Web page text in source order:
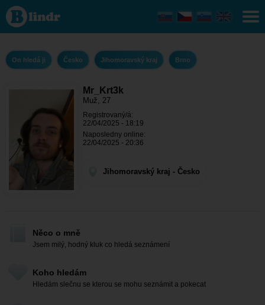
Mr_Krt3k - On
hledá ji
Jihomoravský
kraj - Brno
On hledá ji Česko Jihomoravský kraj Brno
Mr_Krt3k
Muž, 27
Registrovaný/á:
22/04/2025 - 18:19
Naposledny online:
22/04/2025 - 20:36
Jihomoravský kraj - Česko
Něco o mně
Jsem milý, hodný kluk co hledá seznámení
Koho hledám
Hledám slečnu se kterou se mohu seznámit a pokecat